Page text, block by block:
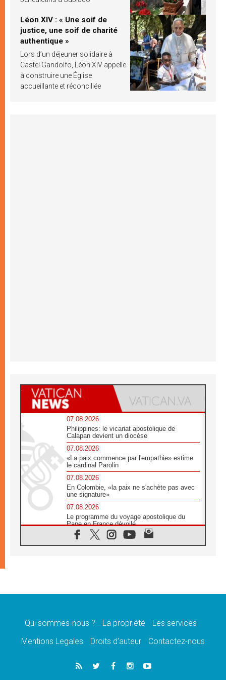
Léon XIV : « Une soif de
justice, une soif de charité
authentique »
Lors d’un déjeuner solidaire à
Castel Gandolfo, Léon XIV appelle
à construire une Église
accueillante et réconciliée
07.08.2026
Philippines: le vicariat apostolique de
Calapan devient un diocèse
07.08.2026
«La paix commence par l'empathie» estime
le cardinal Parolin
07.08.2026
En Colombie, «la paix ne s'achète pas avec
une signature»
07.08.2026
Le programme du voyage apostolique du
Pape en France dévoilé
07.08.2026
1ère Conférence continentale sur l'éducation
07.08.2026
07.08.2026
lancement des «dix jours de prière pour la
06.08.2026
Préparatifs des JMJ 2027 à Séoul: «c'est
Qui sommes-nous ? La propriété
Les services
Mentions Legales
Droits d’auteur Contactez-nous